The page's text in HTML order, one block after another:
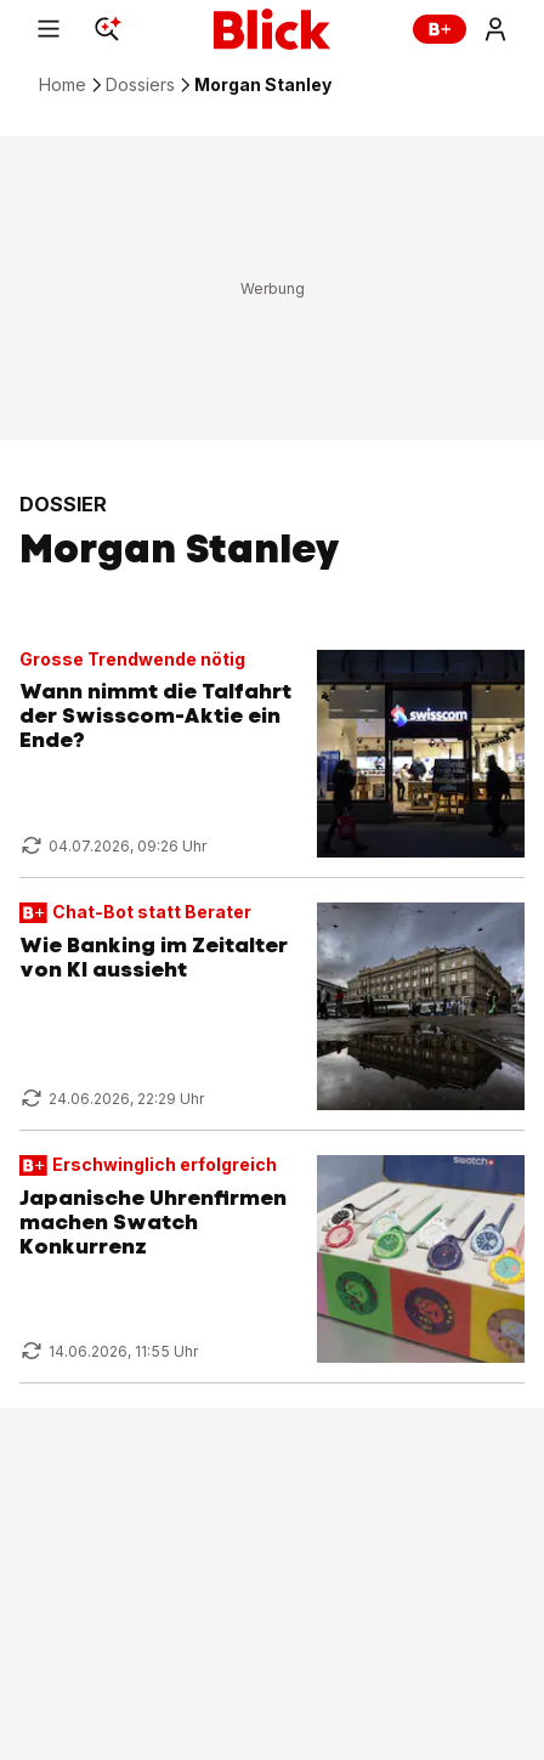
Home Dossiers Morgan Stanley
DOSSIER
Morgan Stanley
Grosse Trendwende nötig
Wann nimmt die Talfahrt
der Swisscom-Aktie ein
Ende?
04.07.2026, 09:26 Uhr
Chat-Bot statt Berater
Wie Banking im Zeitalter
von KI aussieht
24.06.2026, 22:29 Uhr
Erschwinglich erfolgreich
Japanische Uhrenfirmen
machen Swatch
Konkurrenz
14.06.2026, 11:55 Uhr